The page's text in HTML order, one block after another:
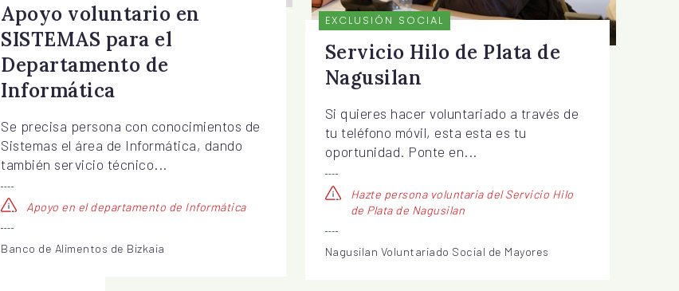
Apoyo voluntario en
SISTEMAS para el
Departamento de
Informática
Se precisa persona con conocimientos de
Sistemas el área de Informática, dando
también servicio técnico...
Apoyo en el departamento de Informática
Banco de Alimentos de Bizkaia
EXCLUSIÓN SOCIAL
Servicio Hilo de Plata de
Nagusilan
Si quieres hacer voluntariado a través de
tu teléfono móvil, esta esta es tu
oportunidad. Ponte en...
Hazte persona voluntaria del Servicio Hilo
de Plata de Nagusilan
Nagusilan Voluntariado Social de Mayores